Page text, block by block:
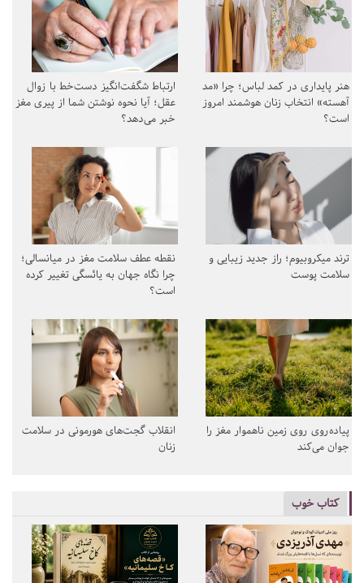
هنر پایداری در کمد لباس؛ چرا «مد
آهسته» انتخاب زنان هوشمند امروز
است؟
ارتباط شگفت‌انگیز دست‌خط با زوال
عقل؛ آیا نحوه نوشتن شما از پیری مغز
خبر می‌دهد؟
ترند میکروبیوم؛ راز جدید زیبایی و
سلامت پوست
نقطه عطف سلامت مغز در میانسالی؛
چرا نگاه جهان به یائسگی تغییر کرده
است؟
پیاده‌روی روی زمین ناهموار مغز را
جوان می‌کند
انقلاب گجت‌های هورمونی در سلامت
زنان
کتاب خوب